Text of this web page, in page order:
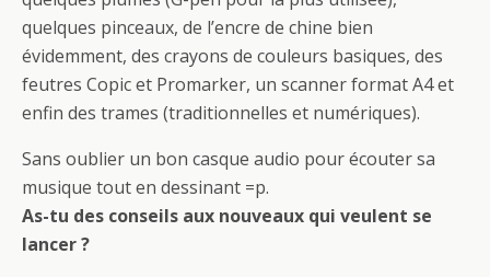
quelques pinceaux, de l’encre de chine bien
évidemment, des crayons de couleurs basiques, des
feutres Copic et Promarker, un scanner format A4 et
enfin des trames (traditionnelles et numériques).
Sans oublier un bon casque audio pour écouter sa
musique tout en dessinant =p.
As-tu des conseils aux nouveaux qui veulent se
lancer ?